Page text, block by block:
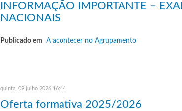
INFORMAÇÃO IMPORTANTE –
NACIONAIS
Publicado em A acontecer no Agrupamento
quinta, 09 julho 2026 16:44
Oferta formativa 2025/2026